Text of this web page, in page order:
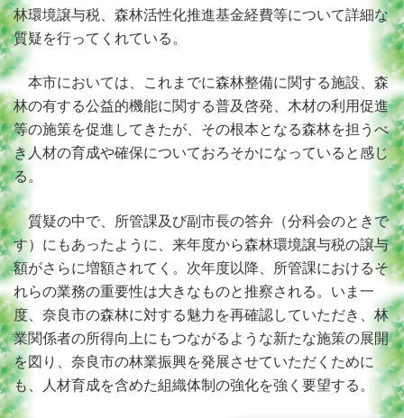
林環境譲与税、森林活性化推進基金経費等について詳細な
質疑を行ってくれている。
本市においては、これまでに森林整備に関する施設、森
林の有する公益的機能に関する普及啓発、木材の利用促進
等の施策を促進してきたが、その根本となる森林を担うべ
き人材の育成や確保についておろそかになっていると感じ
る。
質疑の中で、所管課及び副市長の答弁（分科会のときで
す）にもあったように、来年度から森林環境譲与税の譲与
額がさらに増額されてく。次年度以降、所管課におけるそ
れらの業務の重要性は大きなものと推察される。いま一
度、奈良市の森林に対する魅力を再確認していただき、林
業関係者の所得向上にもつながるような新たな施策の展開
を図り、奈良市の林業振興を発展させていただくために
も、人材育成を含めた組織体制の強化を強く要望する。